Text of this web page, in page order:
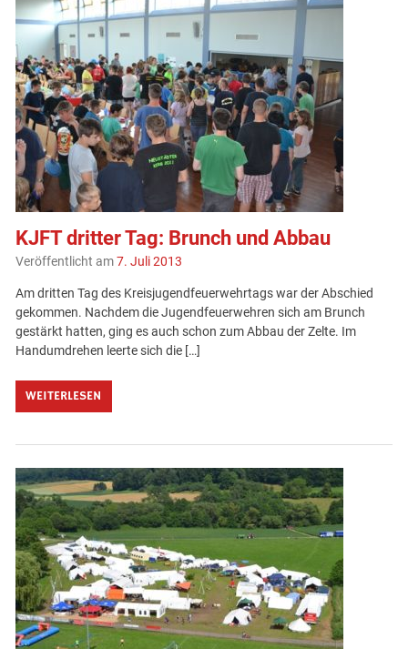
KJFT dritter Tag: Brunch und Abbau
Veröffentlicht am7. Juli 2013
Am dritten Tag des Kreisjugendfeuerwehrtags war der Abschied
gekommen. Nachdem die Jugendfeuerwehren sich am Brunch
gestärkt hatten, ging es auch schon zum Abbau der Zelte. Im
Handumdrehen leerte sich die […]
WEITERLESEN